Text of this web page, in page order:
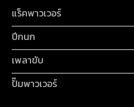
แร็คพาวเวอร์
ปีกนก
เพลาขับ
ปั๊มพาวเวอร์